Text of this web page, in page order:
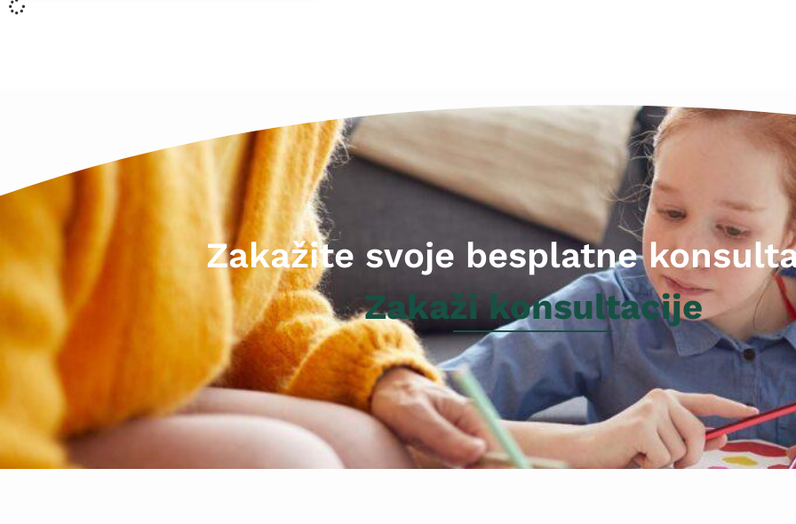
Zakažite svoje besplatne
Zakaži konsultacije